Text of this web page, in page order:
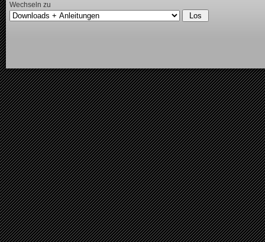
Wechseln zu